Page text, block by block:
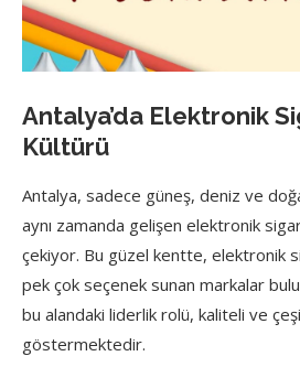
Antalya’da Elektronik
Kültürü
Antalya, sadece güneş, deniz ve
aynı zamanda gelişen elektronik
çekiyor. Bu güzel kentte, elektronik
pek çok seçenek sunan markalar
bu alandaki liderlik rolü, kaliteli ve
göstermektedir.